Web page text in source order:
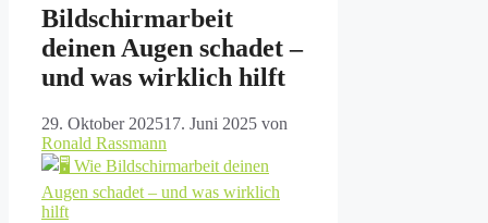
Bildschirmarbeit
deinen Augen schadet –
und was wirklich hilft
29. Oktober 202517. Juni 2025 von
Ronald Rassmann